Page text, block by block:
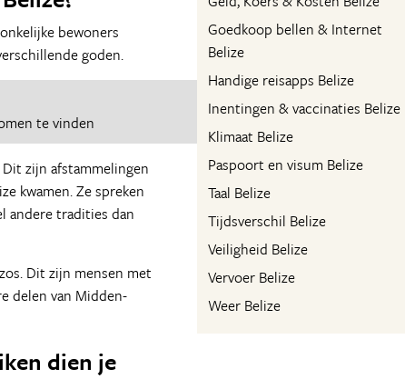
Goedkoop bellen & Internet
Belize
Handige reisapps Belize
Inentingen & vaccinaties Belize
Klimaat Belize
Paspoort en visum Belize
Taal Belize
Tijdsverschil Belize
Veiligheid Belize
Vervoer Belize
Weer Belize
bewoners
goden.
te vinden
zijn afstammelingen
kwamen. Ze spreken
andere tradities dan
Dit zijn mensen met
delen van Midden-
dien je